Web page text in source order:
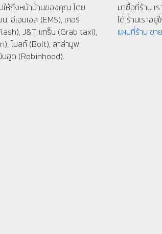
ให้ถึงหน้าบ้านของคุณ โดย
, อีเอมเอส (EMS), เคอรี่
J&T, แกร็บ (Grab taxi),
โบลท์ (Bolt), ลาล่ามูฟ
นฮูด (Robinhood).
มาซื้อที่ร้าน เ
ได้ ร้านเราอ
แผนที่ร้าน ข